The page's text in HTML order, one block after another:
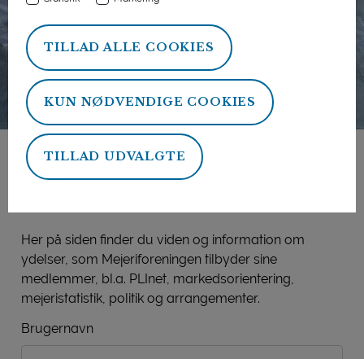
TILLAD ALLE COOKIES
KUN NØDVENDIGE COOKIES
TILLAD UDVALGTE
Mejeriforeningens
Her på siden finder du viden og information om
ydelser, som Mejeriforeningen tilbyder sine
medlemmer, bl.a. PLInet, markedsorientering,
mejeristatistik, politik og arrangementer.
Brugernavn